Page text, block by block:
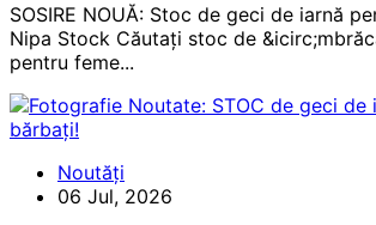
SOSIRE NOUĂ: Stoc de geci de iarnă
Nipa Stock Căutați stoc de
pentru feme...
Noutăți
06 Jul, 2026